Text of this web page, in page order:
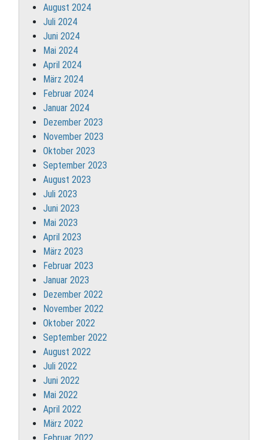
August 2024
Juli 2024
Juni 2024
Mai 2024
April 2024
März 2024
Februar 2024
Januar 2024
Dezember 2023
November 2023
Oktober 2023
September 2023
August 2023
Juli 2023
Juni 2023
Mai 2023
April 2023
März 2023
Februar 2023
Januar 2023
Dezember 2022
November 2022
Oktober 2022
September 2022
August 2022
Juli 2022
Juni 2022
Mai 2022
April 2022
März 2022